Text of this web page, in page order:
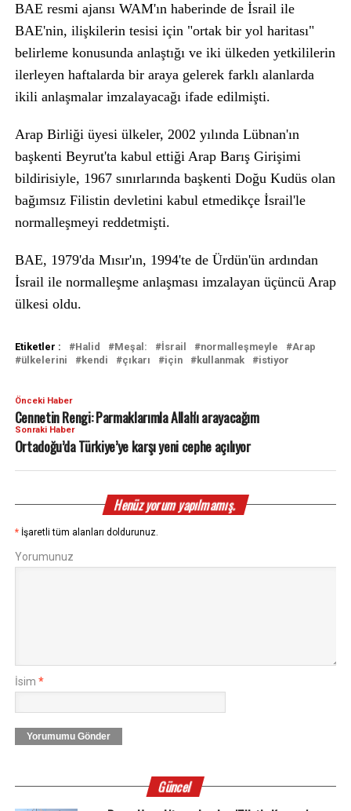
BAE resmi ajansı WAM'ın haberinde de İsrail ile
BAE'nin, ilişkilerin tesisi için "ortak bir yol haritası"
belirleme konusunda anlaştığı ve iki ülkeden yetkililerin
ilerleyen haftalarda bir araya gelerek farklı alanlarda
ikili anlaşmalar imzalayacağı ifade edilmişti.
Arap Birliği üyesi ülkeler, 2002 yılında Lübnan'ın
başkenti Beyrut'ta kabul ettiği Arap Barış Girişimi
bildirisiyle, 1967 sınırlarında başkenti Doğu Kudüs olan
bağımsız Filistin devletini kabul etmedikçe İsrail'le
normalleşmeyi reddetmişti.
BAE, 1979'da Mısır'ın, 1994'te de Ürdün'ün ardından
İsrail ile normalleşme anlaşması imzalayan üçüncü Arap
ülkesi oldu.
Etiketler : Halid Meşal: İsrail normalleşmeyle
Arap
ülkelerini
kendi çıkarı için kullanmak istiyor
Önceki Haber
Cennetin Rengi: Parmaklarımla Allah'ı arayacağım
Sonraki Haber
Ortadoğu’da Türkiye’ye karşı yeni cephe açılıyor
Henüz yorum yapılmamış.
* İşaretli tüm alanları doldurunuz.
Yorumunuz
İsim *
Yorumumu Gönder
Güncel